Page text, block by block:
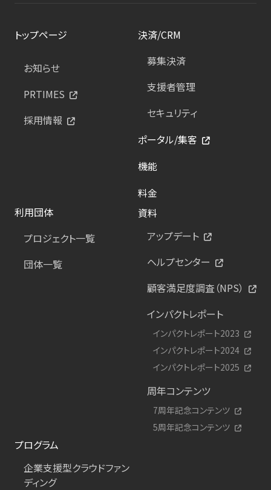
トップページ
お知らせ
PRTIMES
採用情報
決済/CRM
募集決済
支援者管理
セキュリティ
ポータル/集客
機能
料金
利用団体
プロジェクト一覧
団体一覧
資料
アップデート
ヘルプセンター
顧客満足度調査（NPS）
インパクトレポート
インパクトレポート2023
インパクトレポート2024
インパクトレポート2025
周年コンテンツ
7周年記念コンテンツ
5周年記念コンテンツ
プログラム
企業支援型クラウドファン
ディング